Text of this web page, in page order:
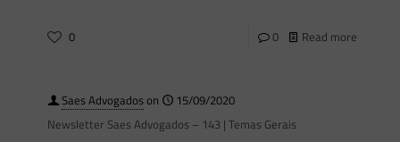
0 0 Read more
Saes Advogadoson
15/09/2020
Newsletter Saes Advogados – 143 | Temas Gerais